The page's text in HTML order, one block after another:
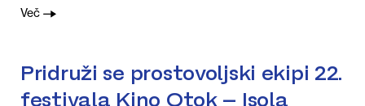
Več
Pridruži se prostovoljski ekipi 22.
festivala Kino Otok – Isola